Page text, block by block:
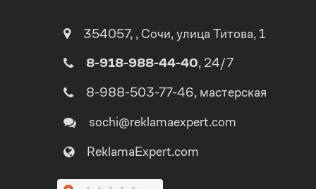
354057, , Сочи, улица Титова, 1
8-918-988-44-40, 24/7
8-988-503-77-46, мастерская
sochi@reklamaexpert.com
ReklamaExpert.com
2
4
5
1
3